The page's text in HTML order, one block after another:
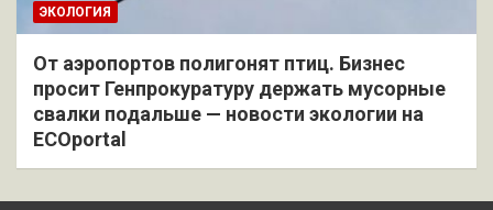
ЭКОЛОГИЯ
От аэропортов полигонят птиц. Бизнес
просит Генпрокуратуру держать мусорные
свалки подальше — новости экологии на
ECOportal